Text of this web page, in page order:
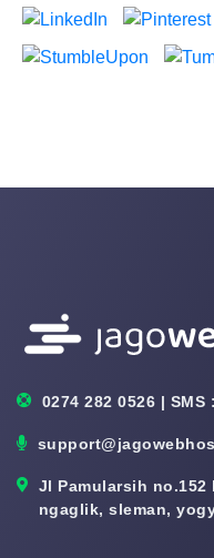
0274 282 0526 | SMS
Jl Pamularsih
ngaglik, sleman,